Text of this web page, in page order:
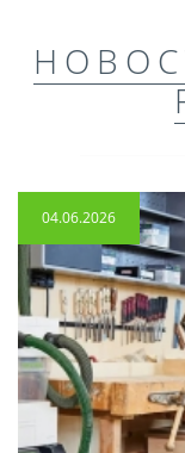
04.06.2026